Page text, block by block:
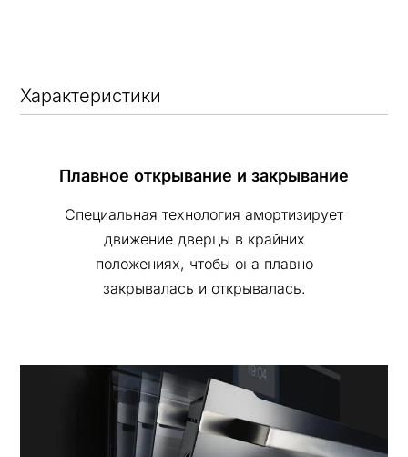
Характеристики
Плавное открывание и закрывание
Специальная технология амортизирует
движение дверцы в крайних
положениях, чтобы она плавно
закрывалась и открывалась.